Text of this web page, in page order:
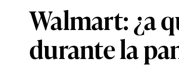
Walmart: ¿a
durante la